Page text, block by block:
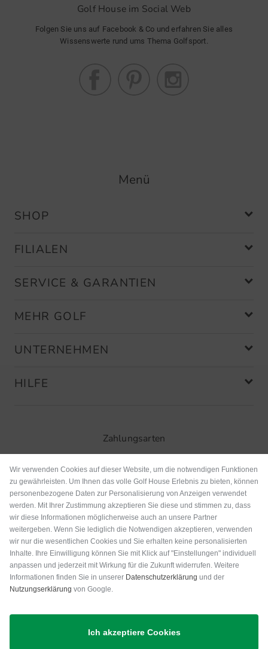
Golf House im Social Web
Folgen Sie uns auf Facebook & Co und erfahren Sie alles
Wissenswerte rund ums Thema Golfsport.
Menü
SHOP
FILIALEN
SERVICE & GARANTIEN
MEHR GOLF
UNTERNEHMEN
HILFE
Zahlungsarten
Versand
Wir verwenden Cookies auf dieser Website, um die notwendigen Funktionen
zu gewährleisten. Um Ihnen das volle Golf House Erlebnis zu bieten, können
personenbezogene Daten zur Personalisierung von Anzeigen verwendet
werden. Mit Ihrer Zustimmung akzeptieren Sie diese und stimmen zu, dass
wir diese Informationen möglicherweise auch an unsere Partner
weitergeben. Wenn Sie lediglich die Notwendigen akzeptieren, verwenden
wir nur die wesentlichen Cookies und Sie erhalten keine personalisierten
Inhalte. Ihre Einwilligung können Sie mit Klick auf "Einstellungen" individuell
anpassen und jederzeit mit Wirkung für die Zukunft widerrufen. Weitere
Informationen finden Sie in unserer Datenschutzerklärung und der
Nutzungserklärung von Google.
Ich akzeptiere Cookies